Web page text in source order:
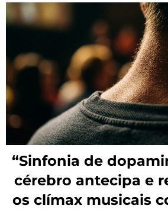
“Sinfonia de
cérebro antecipa e
os clímax musicais